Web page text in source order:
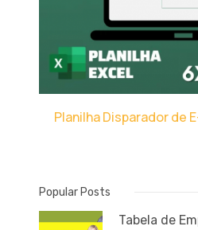
Planilha Disparador de
Popular Posts
Tabela de